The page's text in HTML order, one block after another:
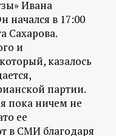
Ивана
начался в 17:00
Сахарова.
и
казалось
партии.
пока ничем не
ее
в СМИ благодаря